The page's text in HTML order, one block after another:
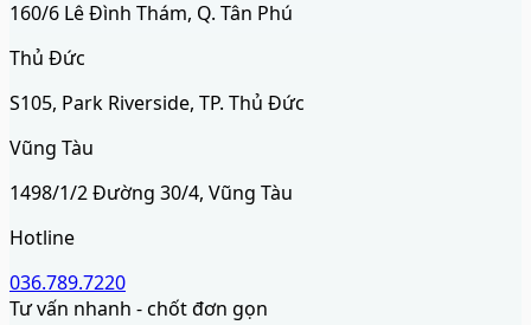
160/6 Lê Đình Thám, Q. Tân Phú
Thủ Đức
S105, Park Riverside, TP. Thủ Đức
Vũng Tàu
1498/1/2 Đường 30/4, Vũng Tàu
Hotline
036.789.7220
Tư vấn nhanh - chốt đơn gọn